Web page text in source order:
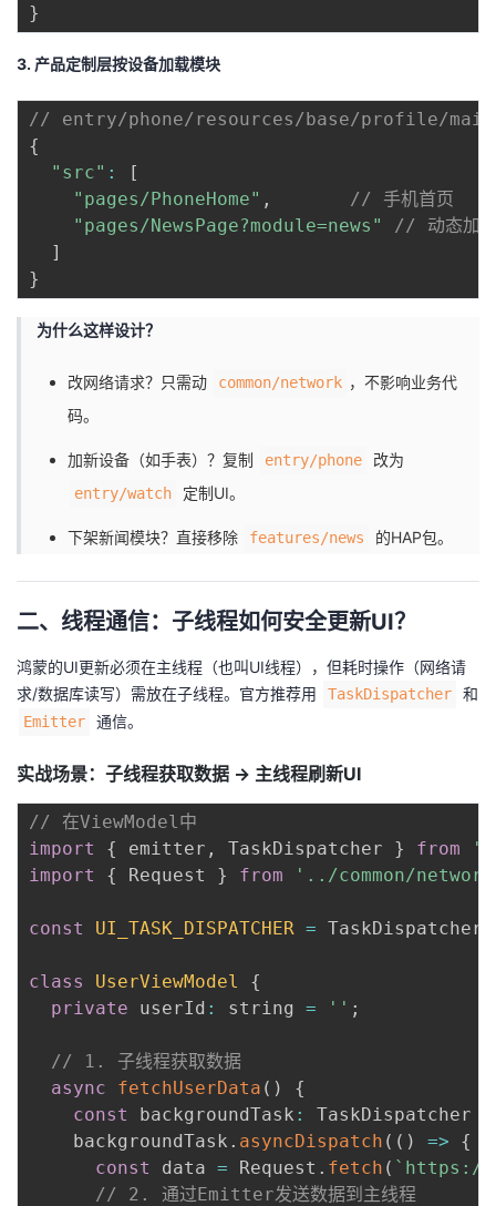
}
​3. 产品定制层按设备加载模块​
// entry/phone/resources/base/profile/
{
"src" :
[
"pages/PhoneHome" ,
// 手机首页
"pages/NewsPage?module=news"
// 动态加
]
}
​为什么这样设计？​
改网络请求？只需动 common/network ，不影响业务代
码。
加新设备（如手表）？复制 entry/phone 改为
entry/watch 定制UI。
下架新闻模块？直接移除 features/news 的HAP包。
二、线程通信：子线程如何安全更新UI？
鸿蒙的UI更新必须在主线程（也叫UI线程），但耗时操作（网络请
求/数据库读写）需放在子线程。官方推荐用
TaskDispatcher 和
Emitter 通信。
实战场景：子线程获取数据 → 主线程刷新UI
// 在ViewModel中
import
{ emitter , TaskDispatcher } from
import
{ Request } from '../common/
const UI_TASK_DISPATCHER = TaskDispatcher
class UserViewModel
{
private userId : string = '' ;
// 1. 子线程获取数据
async
fetchUserData ( )
{
const
backgroundTask : TaskDispatcher
    backgroundTask
. asyncDispatch ( ( ) =>
{
const
data = Request . fetch ( ` https://
// 2. 通过Emitter发送数据到主线程